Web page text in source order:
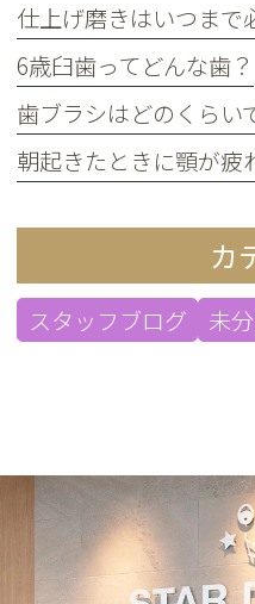
仕上げ磨きはいつまで
6歳臼歯ってどんな歯？
歯ブラシはどのくらい
カ
スタッフブログ 未